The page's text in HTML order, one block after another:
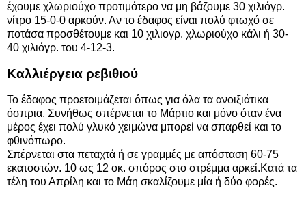
έχουμε χλωριούχο προτιμότερο να μη βάζουμε 30 χιλιόγρ.
νίτρο 15-0-0 αρκούν. Αν το έδαφος είναι πολύ φτωχό σε
ποτάσα προσθέτουμε και 10 χιλιογρ. χλωριούχο κάλι ή 30-
40 χιλιόγρ. του 4-12-3.
Καλλιέργεια ρεβιθιού
Το έδαφος προετοιμάζεται όπως για όλα τα ανοιξιάτικα
όσπρια. Συνήθως σπέρνεται το Μάρτιο και μόνο όταν ένα
μέρος έχει πολύ γλυκό χειμώνα μπορεί να σπαρθεί και το
φθινόπωρο.
Σπέρνεται στα πεταχτά ή σε γραμμές με απόσταση 60-75
εκατοστών. 10 ως 12 οκ. σπόρος στο στρέμμα αρκεί.Κατά τα
τέλη του Απρίλη και το Μάη σκαλίζουμε μία ή δύο φορές.